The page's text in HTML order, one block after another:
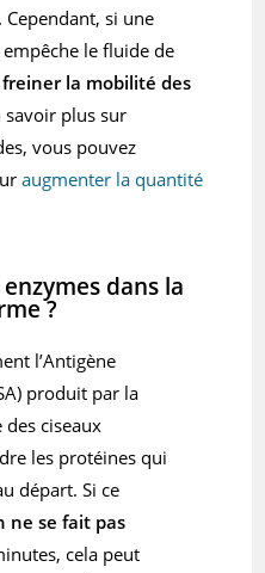
si une
le fluide de
freiner la mobilité des
savoir plus sur
vous pouvez
augmenter la quantité
dans la
?
l’Antigène
produit par la
ciseaux
les protéines qui
départ. Si ce
ne se fait pas
cela peut